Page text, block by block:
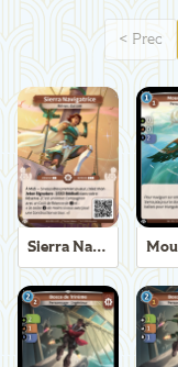
< Prec
Sierra Navigatrice